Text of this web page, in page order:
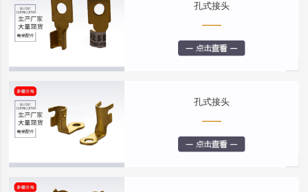
孔式接头
孔式接头